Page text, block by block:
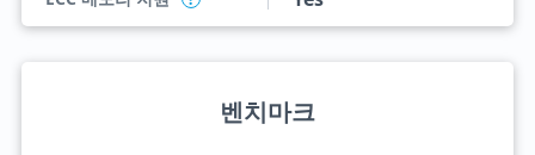
벤치마크